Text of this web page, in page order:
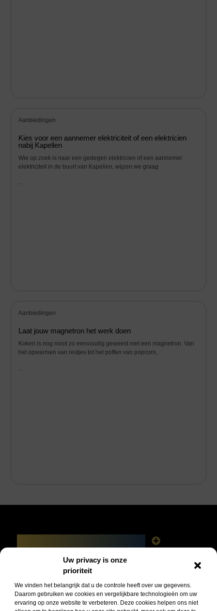
Uw privacy is onze
prioriteit
We vinden het belangrijk dat u de controle heeft over uw gegevens.
Daarom gebruiken we cookies en vergelijkbare technologieën om uw
ervaring op onze website te verbeteren. Deze cookies helpen ons niet
Aanbiedingen
Kies voor een aannemer elektriciteit of een elektricien
nabij Kapellen
Wie op zoek is naar een gedegen elektricien of een aannemer
elektriciteit in de buurt van Kapellen, wijzen we graag
...
Aanbiedingen
Laat jouw magnetron het werk doen
Koken is nog nooit zo eenvoudig geweest met een magnetron. Van
het opwarmen van restjes tot het poffen van popcorn,
Bericht categorie